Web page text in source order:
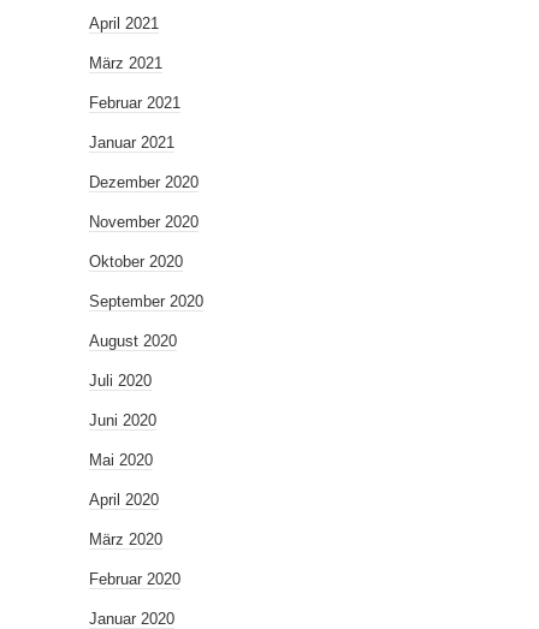
April 2021
März 2021
Februar 2021
Januar 2021
Dezember 2020
November 2020
Oktober 2020
September 2020
August 2020
Juli 2020
Juni 2020
Mai 2020
April 2020
März 2020
Februar 2020
Januar 2020